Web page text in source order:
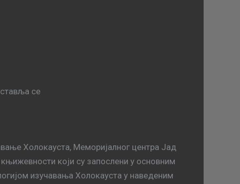
се
Холокауста, Меморијалног центра Јад
који су запослени у основним
изучавања Холокауста у наведеним